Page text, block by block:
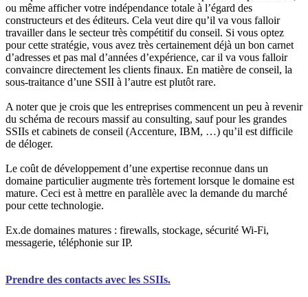
ou même afficher votre indépendance totale à l’égard des
constructeurs et des éditeurs. Cela veut dire qu’il va vous falloir
travailler dans le secteur très compétitif du conseil. Si vous optez
pour cette stratégie, vous avez très certainement déjà un bon carnet
d’adresses et pas mal d’années d’expérience, car il va vous falloir
convaincre directement les clients finaux. En matière de conseil, la
sous-traitance d’une SSII à l’autre est plutôt rare.
A noter que je crois que les entreprises commencent un peu à revenir
du schéma de recours massif au consulting, sauf pour les grandes
SSIIs et cabinets de conseil (Accenture, IBM, …) qu’il est difficile
de déloger.
Le coût de développement d’une expertise reconnue dans un
domaine particulier augmente très fortement lorsque le domaine est
mature. Ceci est à mettre en parallèle avec la demande du marché
pour cette technologie.
Ex.de domaines matures : firewalls, stockage, sécurité Wi-Fi,
messagerie, téléphonie sur IP.
Prendre des contacts avec les SSIIs.